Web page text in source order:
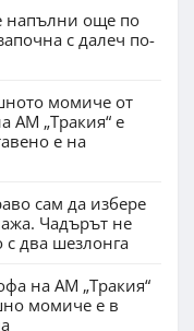
напълни още по
с далеч по-
момиче от
АМ „Тракия“ е
е на
сам да избере
Чадърът не
два шезлонга
на АМ „Тракия“
момиче е в